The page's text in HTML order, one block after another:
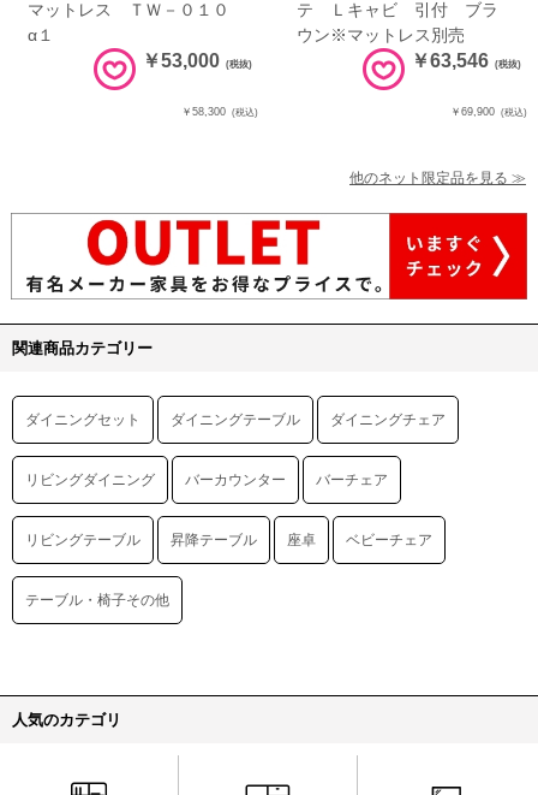
マットレス ＴＷ－０１０
α１
￥53,000 (税抜)
￥58,300 (税込)
テ Ｌキャビ 引付 ブラ
ウン※マットレス別売
￥63,546 (税抜)
￥69,900 (税込)
他のネット限定品を見る ≫
関連商品カテゴリー
ダイニングセット ダイニングテーブル ダイニングチェア
リビングダイニング バーカウンター バーチェア
リビングテーブル 昇降テーブル 座卓 ベビーチェア
テーブル・椅子その他
人気のカテゴリ